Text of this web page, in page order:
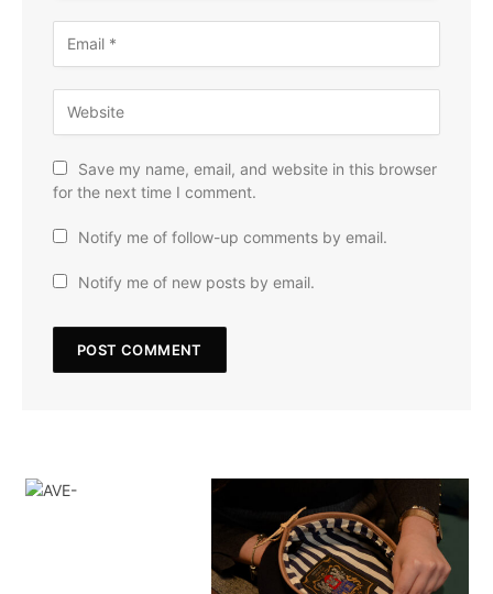
Save my name, email, and website in this browser
for the next time I comment.
Notify me of follow-up comments by email.
Notify me of new posts by email.